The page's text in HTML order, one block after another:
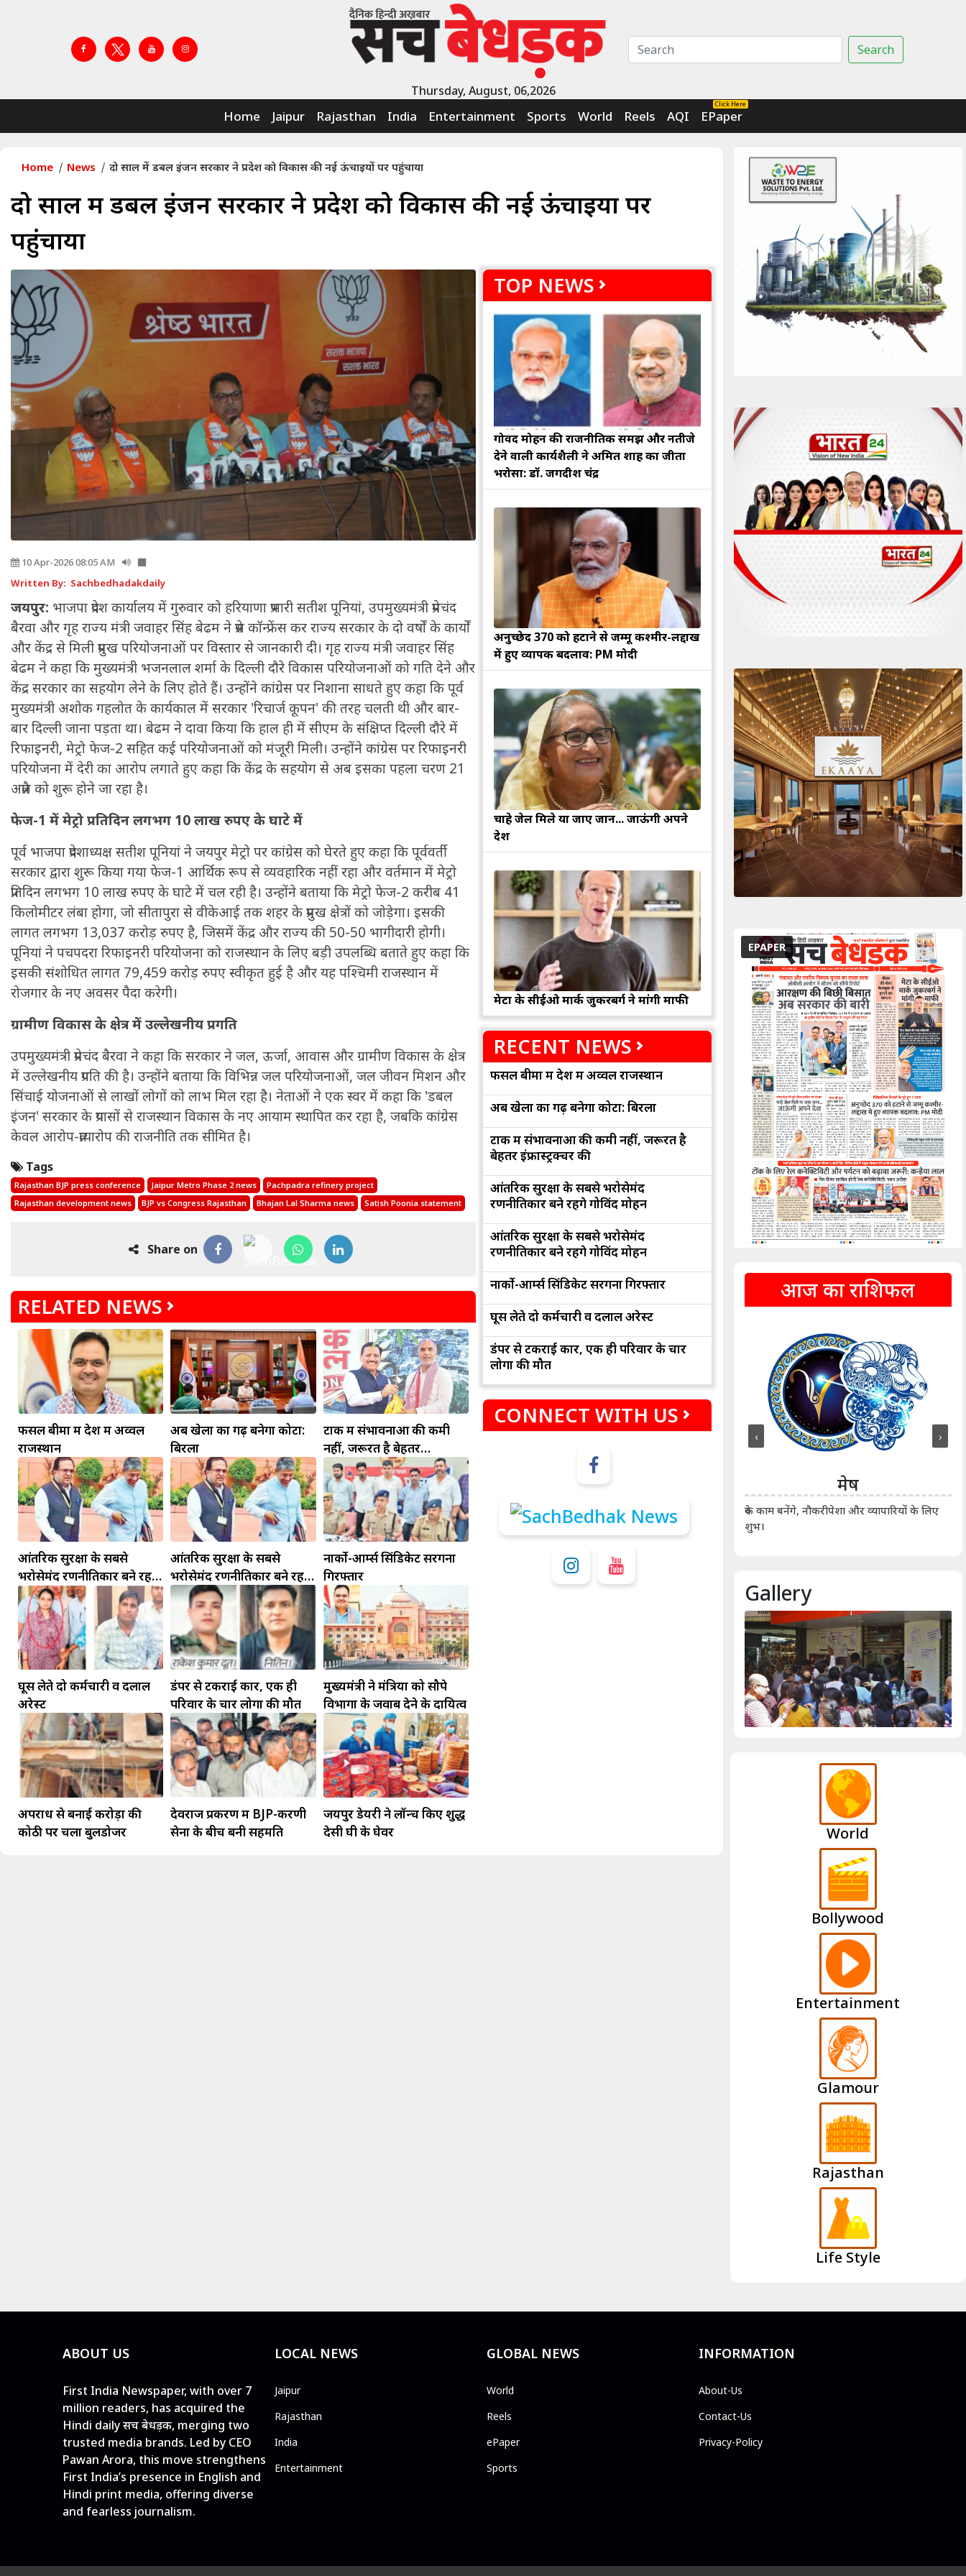
Thursday, August, 06,2026
Search
Home Jaipur Rajasthan India Entertainment Sports World Reels AQI
Click Here
EPaper
Home News दो साल में डबल इंजन सरकार ने प्रदेश को विकास की नई ऊंचाइयों पर पहुंचाया
दो साल में डबल इंजन सरकार ने प्रदेश को विकास की नई ऊंचाइयों पर
पहुंचाया
10 Apr-2026 08:05 AM
Written By: Sachbedhadakdaily
जयपुर: भाजपा प्रदेश कार्यालय में गुरुवार को हरियाणा प्रभारी सतीश पूनियां, उपमुख्यमंत्री प्रेमचंद
बैरवा और गृह राज्य मंत्री जवाहर सिंह बेढम ने प्रेस कॉन्फ्रेंस कर राज्य सरकार के दो वर्षों के कार्यों
और केंद्र से मिली प्रमुख परियोजनाओं पर विस्तार से जानकारी दी। गृह राज्य मंत्री जवाहर सिंह
बेढम ने कहा कि मुख्यमंत्री भजनलाल शर्मा के दिल्ली दौरे विकास परियोजनाओं को गति देने और
केंद्र सरकार का सहयोग लेने के लिए होते हैं। उन्होंने कांग्रेस पर निशाना साधते हुए कहा कि पूर्व
मुख्यमंत्री अशोक गहलोत के कार्यकाल में सरकार 'रिचार्ज कूपन' की तरह चलती थी और बार-
बार दिल्ली जाना पड़ता था। बेढम ने दावा किया कि हाल ही में सीएम के संक्षिप्त दिल्ली दौरे में
रिफाइनरी, मेट्रो फेज-2 सहित कई परियोजनाओं को मंजूरी मिली। उन्होंने कांग्रेस पर रिफाइनरी
परियोजना में देरी का आरोप लगाते हुए कहा कि केंद्र के सहयोग से अब इसका पहला चरण 21
अप्रैल को शुरू होने जा रहा है।
फेज-1 में मेट्रो प्रतिदिन लगभग 10 लाख रुपए के घाटे में
पूर्व भाजपा प्रदेशाध्यक्ष सतीश पूनियां ने जयपुर मेट्रो पर कांग्रेस को घेरते हुए कहा कि पूर्ववर्ती
सरकार द्वारा शुरू किया गया फेज-1 आर्थिक रूप से व्यवहारिक नहीं रहा और वर्तमान में मेट्रो
प्रतिदिन लगभग 10 लाख रुपए के घाटे में चल रही है। उन्होंने बताया कि मेट्रो फेज-2 करीब 41
किलोमीटर लंबा होगा, जो सीतापुरा से वीकेआई तक शहर के प्रमुख क्षेत्रों को जोड़ेगा। इसकी
लागत लगभग 13,037 करोड़ रुपए है, जिसमें केंद्र और राज्य की 50-50 भागीदारी होगी।
पूनियां ने पचपदरा रिफाइनरी परियोजना को राजस्थान के लिए बड़ी उपलब्धि बताते हुए कहा कि
इसकी संशोधित लागत 79,459 करोड़ रुपए स्वीकृत हुई है और यह पश्चिमी राजस्थान में
रोजगार के नए अवसर पैदा करेगी।
ग्रामीण विकास के क्षेत्र में उल्लेखनीय प्रगति
उपमुख्यमंत्री प्रेमचंद बैरवा ने कहा कि सरकार ने जल, ऊर्जा, आवास और ग्रामीण विकास के क्षेत्र
में उल्लेखनीय प्रगति की है। उन्होंने बताया कि विभिन्न जल परियोजनाओं, जल जीवन मिशन और
सिंचाई योजनाओं से लाखों लोगों को लाभ मिल रहा है। नेताओं ने एक स्वर में कहा कि 'डबल
इंजन' सरकार के प्रयासों से राजस्थान विकास के नए आयाम स्थापित कर रहा है, जबकि कांग्रेस
केवल आरोप-प्रत्यारोप की राजनीति तक सीमित है।
Tags
Rajasthan BJP press conference Jaipur Metro Phase 2 news
Pachpadra refinery project
Rajasthan development news
BJP vs Congress Rajasthan Bhajan Lal Sharma news Satish Poonia statement
Share on
RELATED NEWS
फसल बीमा में देश में अव्वल
राजस्थान
अब खेलों का गढ़ बनेगा कोटा:
बिरला
टोंक में संभावनाओं की कमी
नहीं, जरूरत है बेहतर
इंफ्रास्ट्रक्चर की
आंतरिक सुरक्षा के सबसे
भरोसेमंद रणनीतिकार बने रहेंगे
गोविंद मोहन
आंतरिक सुरक्षा के सबसे
भरोसेमंद रणनीतिकार बने रहेंगे
गोविंद मोहन
नार्को-आर्म्स सिंडिकेट सरगना
गिरफ्तार
घूस लेते दो कर्मचारी व दलाल
अरेस्ट
डंपर से टकराई कार, एक ही
परिवार के चार लोगों की मौत
मुख्यमंत्री ने मंत्रियों को सौपे
विभागों के जवाब देने के दायित्व
अपराध से बनाई करोड़ों की
कोठी पर चला बुलडोजर
देवराज प्रकरण में BJP-करणी
सेना के बीच बनी सहमति
जयपुर डेयरी ने लॉन्च किए शुद्ध
देसी घी के घेवर
TOP NEWS
गोविंद मोहन की राजनीतिक समझ और नतीजे
देने वाली कार्यशैली ने अमित शाह का जीता
भरोसा: डॉ. जगदीश चंद्र
अनुच्छेद 370 को हटाने से जम्मू कश्मीर-लद्दाख
में हुए व्यापक बदलाव: PM मोदी
चाहे जेल मिले या जाए जान... जाऊंगी अपने
देश
मेटा के सीईओ मार्क जुकरबर्ग ने मांगी माफी
RECENT NEWS
फसल बीमा में देश में अव्वल राजस्थान
अब खेलों का गढ़ बनेगा कोटा: बिरला
टोंक में संभावनाओं की कमी नहीं, जरूरत है
बेहतर इंफ्रास्ट्रक्चर की
आंतरिक सुरक्षा के सबसे भरोसेमंद
रणनीतिकार बने रहेंगे गोविंद मोहन
आंतरिक सुरक्षा के सबसे भरोसेमंद
रणनीतिकार बने रहेंगे गोविंद मोहन
नार्को-आर्म्स सिंडिकेट सरगना गिरफ्तार
घूस लेते दो कर्मचारी व दलाल अरेस्ट
डंपर से टकराई कार, एक ही परिवार के चार
लोगों की मौत
CONNECT WITH US
EPAPER
आज का राशिफल
धनु
बड़ी डील हाथ लग सकती
मकर
सुखद पलों की प्राप्ति होगी। फिजूल के खर्चे बढ़ेंगे,
सुख सुविधाओं में इजाफा होगा।
कुंभ
धनलाभ के अवसरों में वृद्धि के साथ अपनी योजनाओं
पर काम करते रहे।
संभलकर रहे, जल्दबाजी नहीं दिखाए। कानूनी वाद-
मेष
रुके काम बनेंगे, नौकरीपेशा और व्यापारियों के लिए
शुभ।
‹ ›
Gallery
World
Bollywood
Entertainment
Glamour
Rajasthan
Life Style
ABOUT US
First India Newspaper, with over 7
million readers, has acquired the
Hindi daily सच बेधड़क, merging two
trusted media brands. Led by CEO
Pawan Arora, this move strengthens
First India’s presence in English and
Hindi print media, offering diverse
and fearless journalism.
LOCAL NEWS
Jaipur
Rajasthan
India
Entertainment
GLOBAL NEWS
World
Reels
ePaper
Sports
INFORMATION
About-Us
Contact-Us
Privacy-Policy